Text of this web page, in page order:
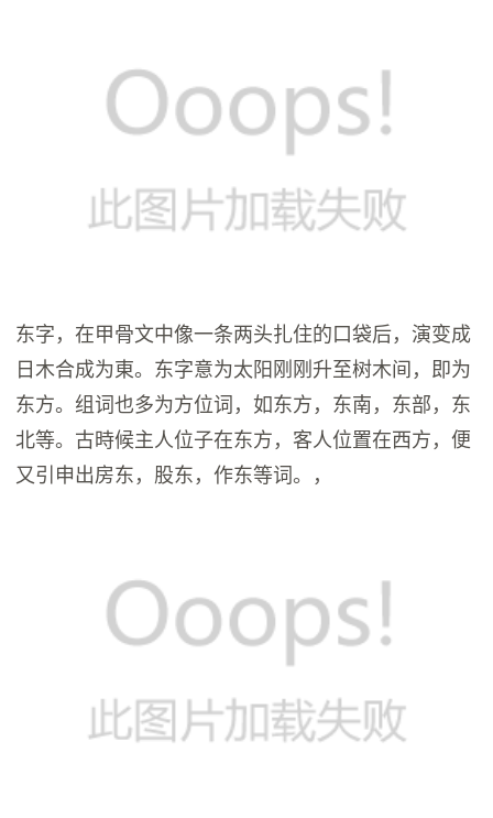
东字，在甲骨文中像一条两头扎住的口袋后，演变成
日木合成为東。东字意为太阳刚刚升至树木间，即为
东方。组词也多为方位词，如东方，东南，东部，东
北等。古時候主人位子在东方，客人位置在西方，便
又引申出房东，股东，作东等词。，